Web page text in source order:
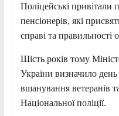
Поліцейські привітали
пенсіонерів, які
справі та правильності
Шість років тому
України визначило
вшанування ветеранів
Національної поліції.